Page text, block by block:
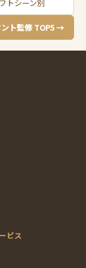
トシーン別
ント監修 TOP5 →
ビス